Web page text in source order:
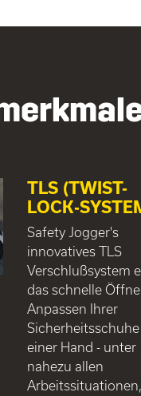
TLS (TWIST-
LOCK-
Safety Jogger's
innovatives TLS
Verschlußsystem
das schnelle
Anpassen Ihrer
einer Hand - unter
nahezu allen
Arbeitssituationen,